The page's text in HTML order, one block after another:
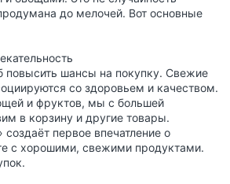
до мелочей. Вот основные
повысить шансы на покупку. Свежие
со здоровьем и качеством.
и фруктов, мы с большей
в корзину и другие товары.
первое впечатление о
с хорошими, свежими продуктами.